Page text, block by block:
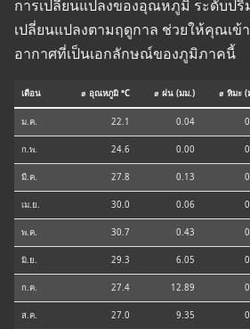
การเปลี่ยนแปลงของอุณหภูมิ ระดับป
เปลี่ยนแปลงตามฤดูกาล ช่วยให้คุณเข้
อากาศที่เป็นเอกลักษณ์ของภูมิภาคนี้
เดือน ⌀ อุณหภูมิ °C ⌀ ฝน (มม.) ⌀ หิมะ (
ม.ค. 22.1 0.04
ก.พ. 24.6 0.00
มี.ค. 27.8 0.13
เม.ย. 30.0 0.06
พ.ค. 30.7 0.43
มิ.ย. 29.3 6.05
ก.ค. 27.4 12.89
ส.ค. 27.0 9.35